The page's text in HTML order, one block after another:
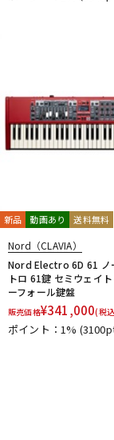
新品 動画あり 送料無料
Nord（CLAVIA）
Nord Electro 6D 61 ノ
トロ 61鍵 セミウェイ
ーフォール鍵盤
販売価格¥341,000(税
ポイント：1%